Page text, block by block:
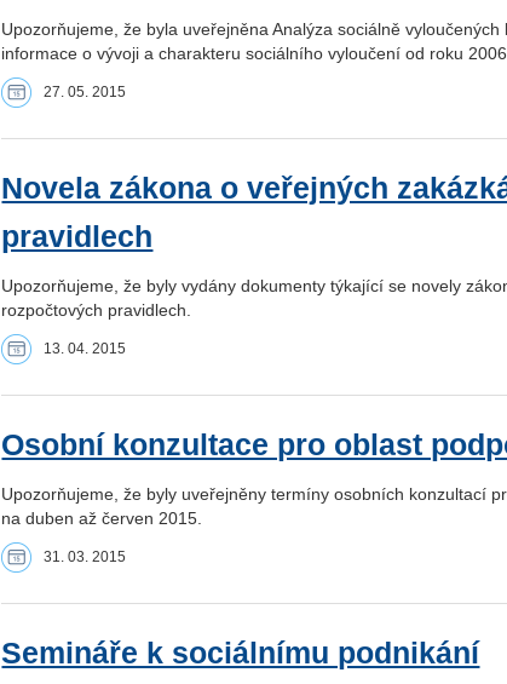
Upozorňujeme, že byla uveřejněna Analýza sociálně
informace o vývoji a charakteru sociálního vyloučení od roku
27. 05. 2015
Novela zákona o veřejných
pravidlech
Upozorňujeme, že byly vydány dokumenty týkající se novely
rozpočtových pravidlech.
13. 04. 2015
Osobní konzultace pro oblast
Upozorňujeme, že byly uveřejněny termíny osobních konzultací
na duben až červen 2015.
31. 03. 2015
Semináře k sociálnímu podnikání